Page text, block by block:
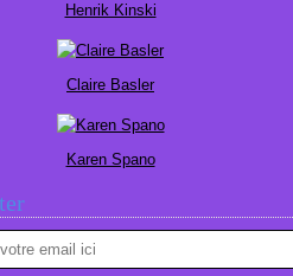
Henrik Kinski
Claire Basler
Karen Spano